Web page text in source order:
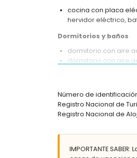
cocina con placa
hervidor eléctrico,
Dormitorios y baños
dormitorio con aire
dormitorio con aire
baño con lavabo
Exterior del
parcela cerrada
hermoso jardín con
Número de
Registro Nacional de
Registro Nacional de
IMPORTANTE